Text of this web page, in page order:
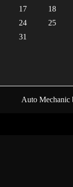
17
18
24
25
31
Auto Mechanic